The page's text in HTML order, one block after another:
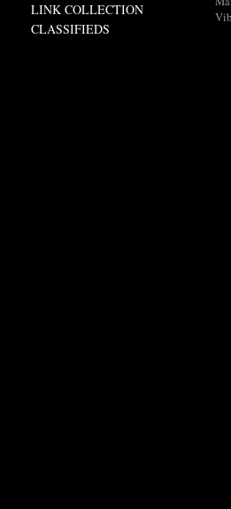
LINK COLLECTION
CLASSIFIEDS